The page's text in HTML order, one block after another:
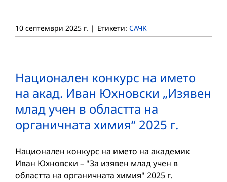
10 септември 2025 г. | Етикети: САЧК
Национален конкурс на името
на акад. Иван Юхновски „Изявен
млад учен в областта на
органичната химия“ 2025 г.
Национален конкурс на името на академик
Иван Юхновски – "За изявен млад учен в
областта на органичната химия" 2025 г.